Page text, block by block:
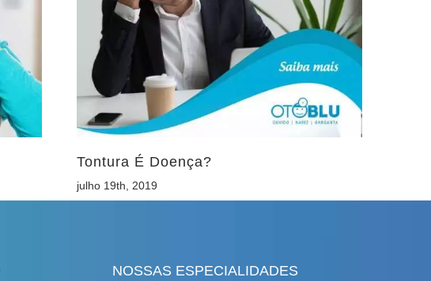
Tontura É Doença?
julho 19th, 2019
NOSSAS ESPECIALIDADES